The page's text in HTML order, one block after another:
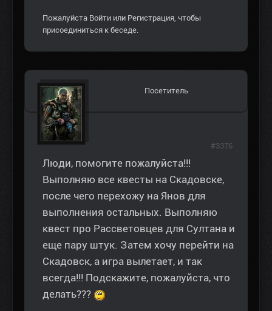
Пожалуйста Войти или Регистрация, чтобы
присоединиться к беседе.
Посетитель
Люди, помогите пожалуйста!!!
Выполняю все квесты на Скадовске,
после чего перехожу на Янов для
выполнения остальных. Выполняю
квест про Рассветовцев для Султана и
еще пару штук. Затем хочу перейти на
Скадовск, а игра вылетает, и так
всегда!!! Подскажите, пожалуйста, что
делать???
#3376